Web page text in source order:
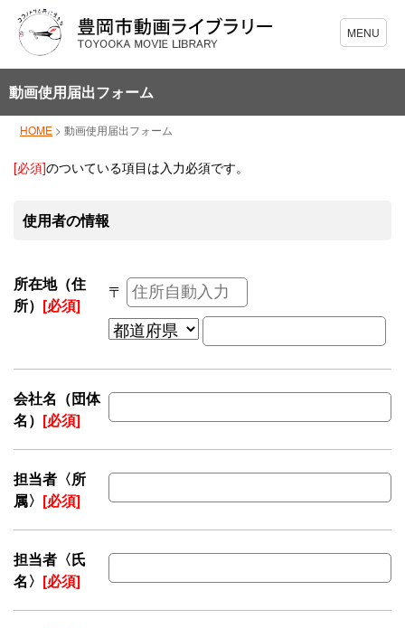
動画使用届出フォーム
HOME > 動画使用届出フォーム
[必須]のついている項目は入力必須です。
使用者の情報
所在地（住
所） [必須]
〒
会社名（団体
名） [必須]
担当者〈所
属〉 [必須]
担当者〈氏
名〉 [必須]